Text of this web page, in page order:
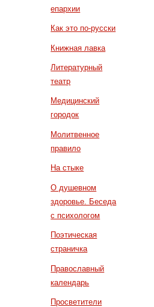
епархии
Как это по-русски
Книжная лавка
Литературный
театр
Медицинский
городок
Молитвенное
правило
На стыке
О душевном
здоровье. Беседа
с психологом
Поэтическая
страничка
Православный
календарь
Просветители